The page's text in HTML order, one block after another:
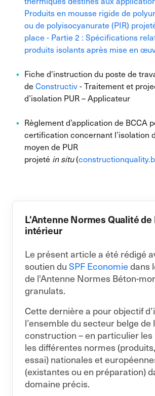
Produits en mousse rigide de
ou de polyisocyanurate (PIR)
place - Partie 2 : Spécifications
produits isolants après mise en
Fiche d'instruction du poste de
de Constructiv- Traitement et
d’isolation PUR – Applicateur
Règlement d’application de BCCA
certification concernant l’isolation
moyen de PUR
projeté in situ(
L'Antenne Normes Qualité de
intérieur
Le présent article a été rédigé
soutien du SPF Economiedans
de l'Antenne Normes Béton-
granulats.
Cette dernière a pour objectif
l’ensemble du secteur belge de
construction – en particulier les
les différentes normes
essai) nationales et
(existantes ou en préparation)
domaine précis.